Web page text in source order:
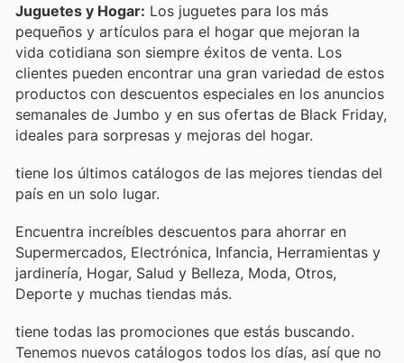
Juguetes y Hogar: Los juguetes para los más
pequeños y artículos para el hogar que mejoran la
vida cotidiana son siempre éxitos de venta. Los
clientes pueden encontrar una gran variedad de estos
productos con descuentos especiales en los anuncios
semanales de Jumbo y en sus ofertas de Black Friday,
ideales para sorpresas y mejoras del hogar.
tiene los últimos catálogos de las mejores tiendas del
país en un solo lugar.
Encuentra increíbles descuentos para ahorrar en
Supermercados, Electrónica, Infancia, Herramientas y
jardinería, Hogar, Salud y Belleza, Moda, Otros,
Deporte y muchas tiendas más.
tiene todas las promociones que estás buscando.
Tenemos nuevos catálogos todos los días, así que no